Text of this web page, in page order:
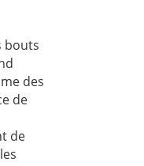
bouts
des
de
de